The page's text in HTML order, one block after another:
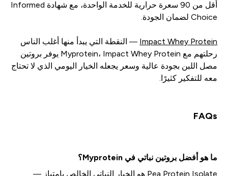
أقل من 90 سعرة حرارية للخدمة الواحدة، مع شهادة Informed
Choice لضمان الجودة.
Impact Whey Protein — النقطة التي يبدأ منها أغلب الناس
رحلتهم مع Myprotein، Impact Whey Protein يوفر بروتين
مصل اللبن بجودة عالية وسعر يجعله الخيار اليومي الذي لا تحتاج
معه للتفكير كثيرًا.
FAQs
ما هو أفضل بروتين نباتي في Myprotein؟
Pea Protein Isolate هو الخيار النباتي الخالص بامتياز —